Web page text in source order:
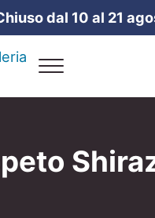
principale
right navigation
dal 10 al 21
Menu